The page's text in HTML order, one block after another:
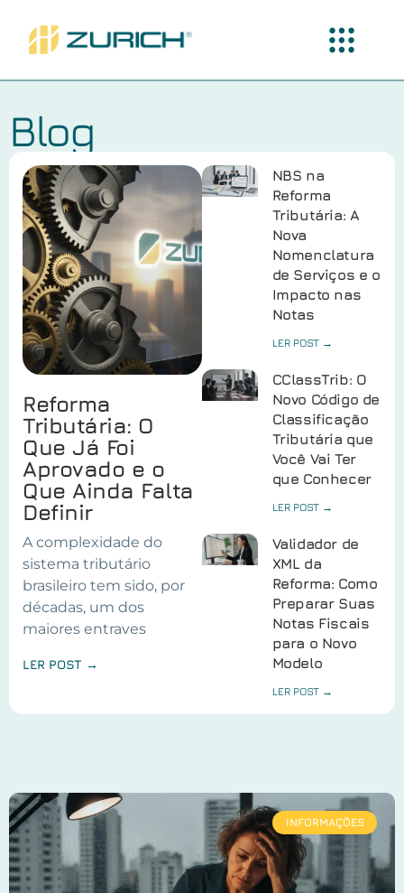
Blog
Reforma
Tributária: O
Que Já Foi
Aprovado e o
Que Ainda Falta
Definir
A complexidade do
sistema tributário
brasileiro tem sido, por
décadas, um dos
maiores entraves
LER POST →
NBS na
Reforma
Tributária: A
Nova
Nomenclatura
de Serviços e o
Impacto nas
Notas
LER POST →
CClassTrib: O
Novo Código de
Classificação
Tributária que
Você Vai Ter
que Conhecer
LER POST →
Validador de
XML da
Reforma: Como
Preparar Suas
Notas Fiscais
para o Novo
Modelo
LER POST →
INFORMAÇÕES